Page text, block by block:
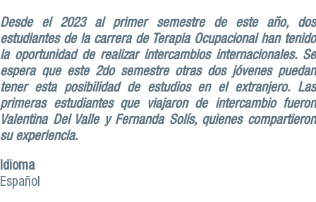
Desde el 2023 al primer semestre de este año, dos
estudiantes de la carrera de Terapia Ocupacional han tenido
la oportunidad de realizar intercambios internacionales. Se
espera que este 2do semestre otras dos jóvenes puedan
tener esta posibilidad de estudios en el extranjero. Las
primeras estudiantes que viajaron de intercambio fueron
Valentina Del Valle y Fernanda Solís, quienes compartieron
su experiencia.
Idioma
Español